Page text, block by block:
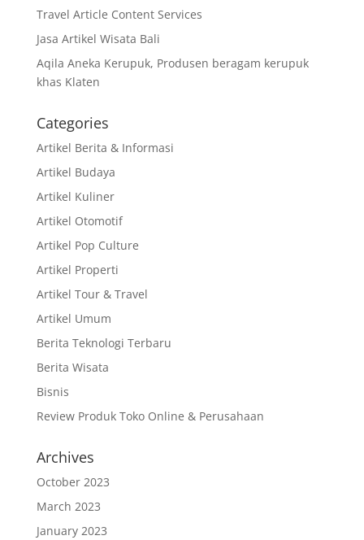
Travel Article Content Services
Jasa Artikel Wisata Bali
Aqila Aneka Kerupuk, Produsen beragam kerupuk
khas Klaten
Categories
Artikel Berita & Informasi
Artikel Budaya
Artikel Kuliner
Artikel Otomotif
Artikel Pop Culture
Artikel Properti
Artikel Tour & Travel
Artikel Umum
Berita Teknologi Terbaru
Berita Wisata
Bisnis
Review Produk Toko Online & Perusahaan
Archives
October 2023
March 2023
January 2023